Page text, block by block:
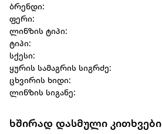
ბრენდი:
ფერი:
ლინზის ტიპი:
ტიპი:
სქესი:
ყურის სამაგრის სიგრძე:
ცხვირის ხიდი:
ლინზის სიგანე:
ხშირად დასმული კითხვები